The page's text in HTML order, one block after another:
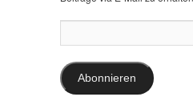
Mail-
Abonnieren